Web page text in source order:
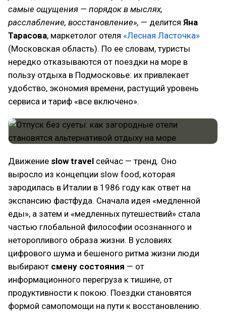
самые ощущения — порядок в мыслях,
расслабление, восстановление», — делится Яна
Тарасова, маркетолог отеля «Лесная Ласточка»
(Московская область). По ее словам, туристы
нередко отказываются от поездки на море в
пользу отдыха в Подмосковье: их привлекает
удобство, экономия времени, растущий уровень
сервиса и тариф «все включено».
Движение slow travel сейчас — тренд. Оно
выросло из концепции slow food, которая
зародилась в Италии в 1986 году как ответ на
экспансию фастфуда. Сначала идея «медленной
еды», а затем и «медленных путешествий» стала
частью глобальной философии осознанного и
неторопливого образа жизни. В условиях
цифрового шума и бешеного ритма жизни люди
выбирают смену состояния — от
информационного перегруза к тишине, от
продуктивности к покою. Поездки становятся
формой самопомощи на пути к восстановлению.